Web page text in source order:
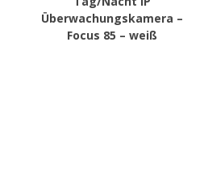
Überwachungskamera –
Focus 85 – weiß